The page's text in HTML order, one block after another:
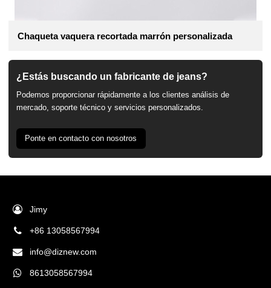
Chaqueta vaquera recortada marrón personalizada
¿Estás buscando un fabricante de jeans?
Podemos proporcionar rápidamente a los clientes análisis de
mercado, soporte técnico y servicios personalizados.
Ponte en contacto con nosotros
Jimy
+86 13058567994
info@diznew.com
8613058567994